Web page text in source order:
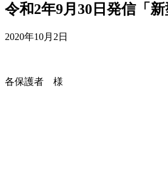
令和2年9月30日発信「
2020年10月2日
各保護者 様